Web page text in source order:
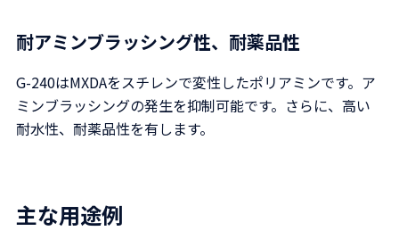
耐アミンブラッシング性、耐薬品性
G-240はMXDAをスチレンで変性したポリアミンです。ア
ミンブラッシングの発生を抑制可能です。さらに、高い
耐水性、耐薬品性を有します。
主な用途例